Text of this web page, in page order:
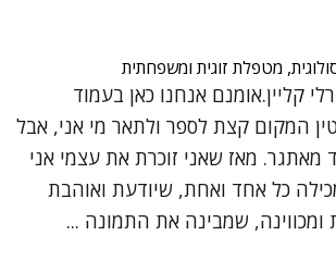
מטפלת זוגית ומשפחתית
קליין.אומנם אנחנו כאן בעמוד
המקום קצת לספר ולתאר מי אני, אבל
מאתגר. מאז שאני זוכרת את עצמי אני
כל אחד ואחת, שיודעת ואוהבת
שמבינה את התמונה ...